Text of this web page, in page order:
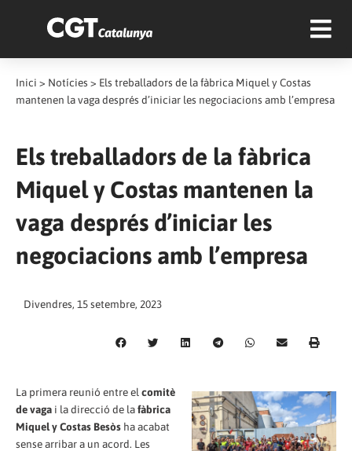
Inici > Notícies > Els treballadors de la fàbrica Miquel y Costas
mantenen la vaga després d’iniciar les negociacions amb l’empresa
Els treballadors de la fàbrica
Miquel y Costas mantenen la
vaga després d’iniciar les
negociacions amb l’empresa
Divendres, 15 setembre, 2023
La primera reunió entre el comitè
de vaga i la direcció de lafàbrica
Miquel y Costas Besòs ha acabat
sense arribar a un acord. Les